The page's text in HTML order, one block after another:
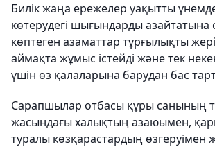
Билік жаңа ережелер уақытты
көтерудегі шығындарды азайтатына
көптеген азаматтар тұрғылықты
аймақта жұмыс істейді және тек
үшін өз қалаларына барудан бас
Сарапшылар отбасы құры санының
жасындағы халықтың азаюымен,
туралы көзқарастардың өзгеруімен